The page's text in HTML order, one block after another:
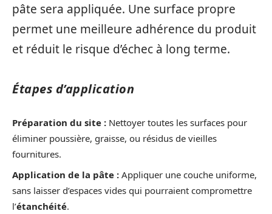
pâte sera appliquée. Une surface propre
permet une meilleure adhérence du produit
et réduit le risque d’échec à long terme.
Étapes d’application
Préparation du site : Nettoyer toutes les surfaces pour
éliminer poussière, graisse, ou résidus de vieilles
fournitures.
Application de la pâte : Appliquer une couche uniforme,
sans laisser d’espaces vides qui pourraient compromettre
l’étanchéité.